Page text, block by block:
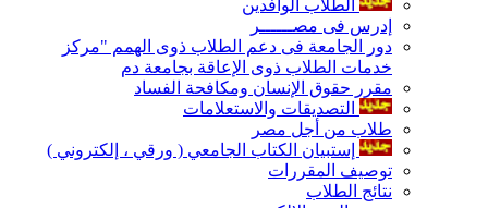
الطلاب الوافدين
إدرس فى مصــــــر
دور الجامعة فى دعم الطلاب ذوى الهمم "مركز
خدمات الطلاب ذوى الإعاقة بجامعة دم
مقرر حقوق الإنسان ومكافحة الفساد
التصديقات والاستعلامات
طلاب من أجل مصر
إستبيان الكتاب الجامعي ( ورقي ، إلكتروني )
توصيف المقررات
نتائج الطلاب